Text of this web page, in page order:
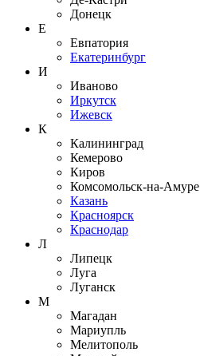
Донецк
Е
Евпатория
Екатеринбург
И
Иваново
Иркутск
Ижевск
К
Калининград
Кемерово
Киров
Комсомольск-на-Амуре
Казань
Красноярск
Краснодар
Л
Липецк
Луга
Луганск
М
Магадан
Мариупль
Мелитополь